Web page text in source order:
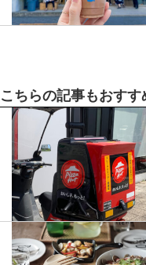
こちらの記事もおすす